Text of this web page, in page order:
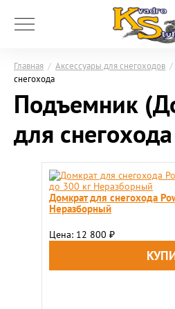
Главная / Аксессуары для снегоходов /
снегохода
Подъемник
для снегохода
Домкрат для снегохода
Неразборный
Цена: 12 800 ₽